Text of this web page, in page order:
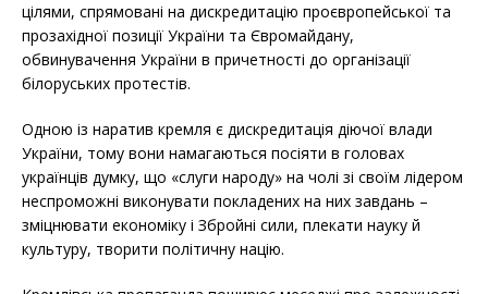
цілями, спрямовані на дискредитацію проєвропейської та
прозахідної позиції України та Євромайдану,
обвинувачення України в причетності до організації
білоруських протестів.
Одною із наратив кремля є дискредитація діючої влади
України, тому вони намагаються посіяти в головах
українців думку, що «слуги народу» на чолі зі своїм лідером
неспроможні виконувати покладених на них завдань –
зміцнювати економіку і Збройні сили, плекати науку й
культуру, творити політичну націю.